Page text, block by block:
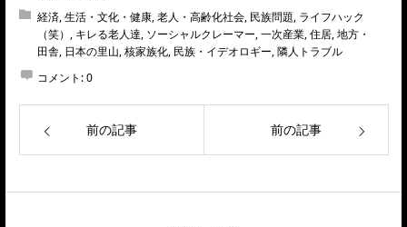
経済,生活・文化・健康,老人・高齢化社会, 民族問題, ライフハック
（笑） , キレる老人達, ソーシャルクレーマー,一次産業,住居,地方・
田舎, 日本の里山,核家族化, 民族・イデオロギー,隣人トラブル
コメント:0
前の記事 前の記事